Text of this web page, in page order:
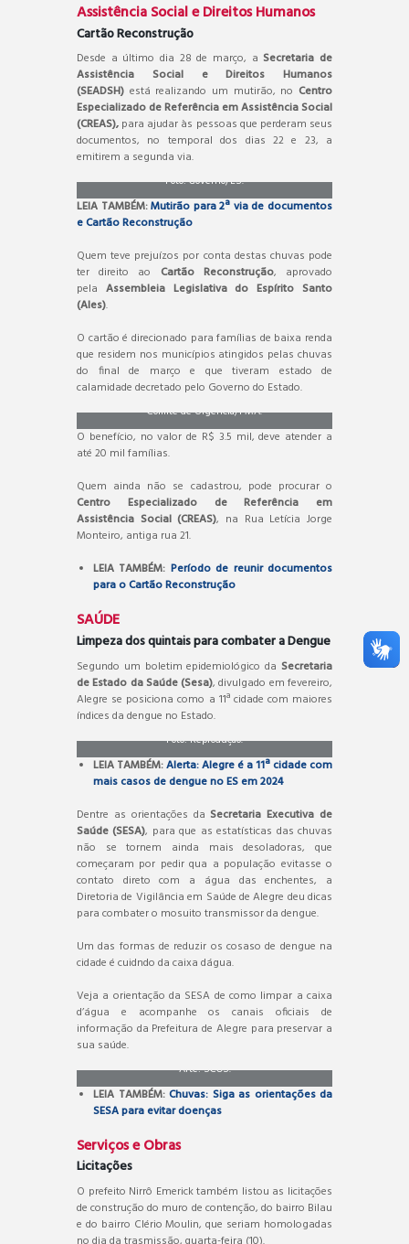
Assistência Social e Direitos Humanos
Cartão Reconstrução
Desde a último dia 28 de março, a Secretaria de
Assistência Social e Direitos Humanos
(SEADSH) está realizando um mutirão, no Centro
Especializado de Referência em Assistência Social
(CREAS), para ajudar às pessoas que perderam seus
documentos, no temporal dos dias 22 e 23, a
emitirem a segunda via.
O auxílio teve um valor reajustado para R$ 3,5 mil.
Foto: Governo/ES.
LEIA TAMBÉM:Mutirão para 2ª via de documentos
e Cartão Reconstrução
Quem teve prejuízos por conta destas chuvas pode
ter direito ao Cartão Reconstrução, aprovado
pela Assembleia Legislativa do Espírito Santo
(Ales).
O cartão é direcionado para famílias de baixa renda
que residem nos municípios atingidos pelas chuvas
do final de março e que tiveram estado de
calamidade decretado pelo Governo do Estado.
Muitos pontos da cidade ficaram embaixo d’água. Foto:
Comitê de Urgência/PMA.
O benefício, no valor de R$ 3.5 mil, deve atender a
até 20 mil famílias.
Quem ainda não se cadastrou, pode procurar o
Centro Especializado de Referência em
Assistência Social (CREAS), na Rua Letícia Jorge
Monteiro, antiga rua 21.
LEIA TAMBÉM: Período de reunir documentos
para o Cartão Reconstrução
SAÚDE
Limpeza dos quintais para combater a Dengue
Segundo um boletim epidemiológico da Secretaria
de Estado da Saúde (Sesa), divulgado em fevereiro,
Alegre se posiciona como a 11ª cidade com maiores
índices da dengue no Estado.
Foto: Reprodução.
LEIA TAMBÉM:Alerta: Alegre é a 11ª cidade com
mais casos de dengue no ES em 2024
Dentre as orientações da Secretaria Executiva de
Saúde (SESA), para que as estatísticas das chuvas
não se tornem ainda mais desoladoras, que
começaram por pedir qua a população evitasse o
contato direto com a água das enchentes, a
Diretoria de Vigilância em Saúde de Alegre deu dicas
para combater o mosuito transmissor da dengue.
Um das formas de reduzir os cosaso de dengue na
cidade é cuidndo da caixa dágua.
Veja a orientação da SESA de como limpar a caixa
d’água e acompanhe os canais oficiais de
informação da Prefeitura de Alegre para preservar a
sua saúde.
Arte: SCOS.
LEIA TAMBÉM: Chuvas: Siga as orientações da
SESA para evitar doenças
Serviços e Obras
Licitações
O prefeito Nirrô Emerick também listou as licitações
de construção do muro de contenção, do bairro Bilau
e do bairro Clério Moulin, que seriam homologadas